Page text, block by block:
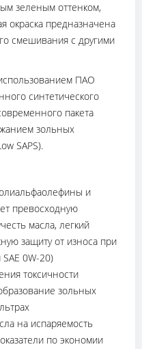
зеленым оттенком,
окраска предназначена
смешивания с другими
ПАО
синтетического
пакета
зольных
SAPS).
и
превосходную
масла, легкий
защиту от износа при
0W-20)
токсичности
зольных
на испаряемость
по экономии